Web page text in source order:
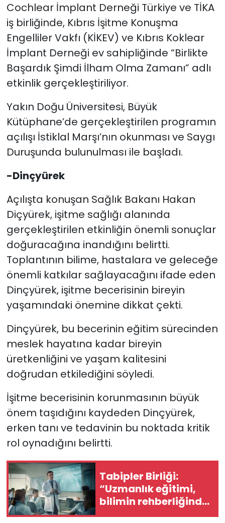
Cochlear İmplant Derneği Türkiye ve TİKA
iş birliğinde, Kıbrıs İşitme Konuşma
Engelliler Vakfı (KİKEV) ve Kıbrıs Koklear
İmplant Derneği ev sahipliğinde “Birlikte
Başardık Şimdi İlham Olma Zamanı” adlı
etkinlik gerçekleştiriliyor.
Yakın Doğu Üniversitesi, Büyük
Kütüphane’de gerçekleştirilen programın
açılışı İstiklal Marşı’nın okunması ve Saygı
Duruşunda bulunulması ile başladı.
-Dinçyürek
Açılışta konuşan Sağlık Bakanı Hakan
Diçyürek, işitme sağlığı alanında
gerçekleştirilen etkinliğin önemli sonuçlar
doğuracağına inandığını belirtti.
Toplantının bilime, hastalara ve geleceğe
önemli katkılar sağlayacağını ifade eden
Dinçyürek, işitme becerisinin bireyin
yaşamındaki önemine dikkat çekti.
Dinçyürek, bu becerinin eğitim sürecinden
meslek hayatına kadar bireyin
üretkenliğini ve yaşam kalitesini
doğrudan etkilediğini söyledi.
İşitme becerisinin korunmasının büyük
önem taşıdığını kaydeden Dinçyürek,
erken tanı ve tedavinin bu noktada kritik
rol oynadığını belirtti.
Tabipler Birliği:
“Uzmanlık eğitimi,
bilimin rehberliğinde
ve toplum yararını
Yazarlar